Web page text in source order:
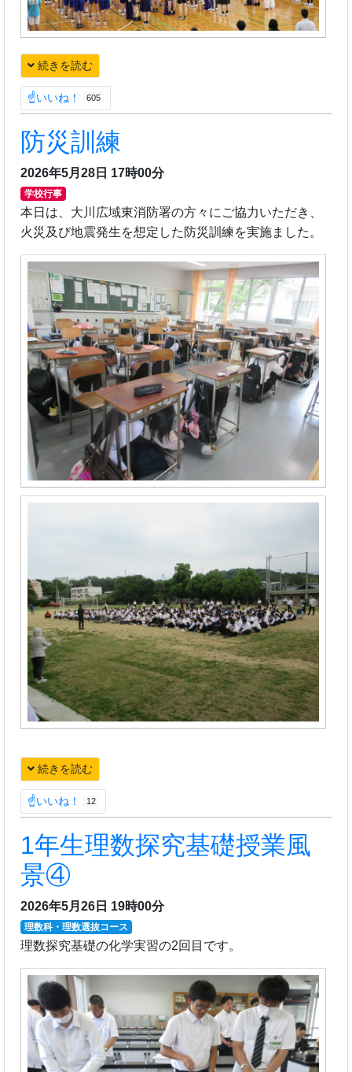
続きを読む
☝いいね！ 605
防災訓練
2026年5月28日 17時00分
学校行事
本日は、大川広域東消防署の方々にご協力いただき、
火災及び地震発生を想定した防災訓練を実施ました。
続きを読む
☝いいね！ 12
1年生理数探究基礎授業風
景④
2026年5月26日 19時00分
理数科・理数選抜コース
理数探究基礎の化学実習の2回目です。